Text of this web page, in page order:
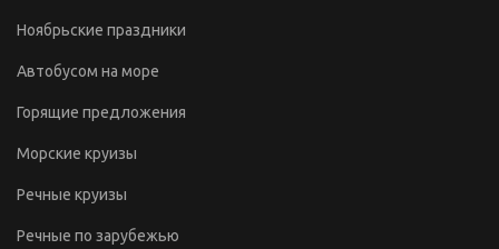
Ноябрьские праздники
Автобусом на море
Горящие предложения
Морские круизы
Речные круизы
Речные по зарубежью